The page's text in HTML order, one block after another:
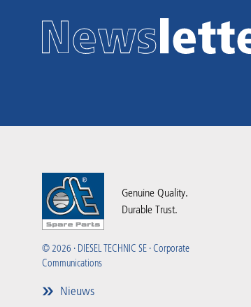
Genuine Quality.
Durable Trust.
© 2026 · DIESEL TECHNIC SE · Corporate
Communications
Nieuws